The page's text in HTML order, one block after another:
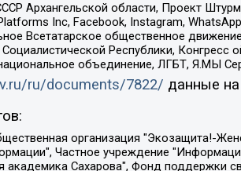
Архангельской области, Проект
Inc, Facebook, Instagram,
Всетатарское общественное
Республики,
объединение, ЛГБТ, Я.МЫ
ru/documents/7822/ данные на
находящимся в кризисной ситуации "Информационно-методический центр "Анна", Фонд содействия развитию массовых коммуникаций и правовому просвещению "Так-так-Так", Фонд содействия устойчивому развитию "Серебряная тайга", Свердловский региональный общественный фонд социальных проектов "Новое время", "Idel.Реалии", Кавказ.Реалии, Крым.Реалии, Телеканал Настоящее Время, Татаро-башкирская служба Радио Свобода (Azatliq Radiosi), Радио Свободная Европа/Радио Свобода (PCE/PC), "Сибирь.Реалии", "Фактограф", Благотворительный фонд помощи осужденным и их семьям, Автономная некоммерческая организация "Институт глобализации и социальных движений", Фонд "В защиту прав заключенных", Частное учреждение "Центр поддержки и содействия развитию средств массовой информации", Пензенский региональный общественный благотворительный фонд "Гражданский союз", "Север.Реалии", Некоммерческая организация Фонд "Правовая инициатива", Общество с ограниченной ответственностью "Радио Свободная Европа/Радио Свобода", Чешское информационное агентство "MEDIUM-ORIENT", Красноярская региональная общественная организация "Мы против СПИДа", Камалягин Денис Николаевич, Маркелов Сергей Евгеньевич, Пономарев Лев Александрович, Савицкая Людмила Алексеевна, Автономная некоммерческая организация "Центр по работе с проблемой насилия "НАСИЛИЮ.НЕТ", Межрегиональный профессиональный союз работников здравоохранения "Альянс врачей", Юридическое лицо, зарегистрированное в Латвийской Республике, SIA "Medusa Project" (регистрационный номер 40103797863, дата регистрации 10.06.2014), Некоммерческая организация "Фонд по борьбе с коррупцией", Автономная некоммерческая организация "Институт права и публичной политики", Баданин Роман Сергеевич, Гликин Максим Александрович, Железнова Мария Михайловна, Лукьянова Юлия Сергеевна, Маетная Елизавета Витальевна, Маняхин Петр Борисович, Чуракова Ольга Владимировна, Ярош Юлия Петровна, Юридическое лицо "The Insider SIA", зарегистрированное в Риге, Латвийская Республика (дата регистрации 26.06.2015), являющееся администратором доменного имени интернет-издания "The Insider SIA", https://theins.ru, Постернак Алексей Евгеньевич, Рубин Михаил Аркадьевич, Анин Роман Александрович, Юридическое лицо Istories fonds, зарегистрированное в Латвийской Республике (регистрационный номер 50008295751, дата регистрации 24.02.2020), Великовский Дмитрий Александрович, Долинина Ирина Николаевна, Мароховская Алеся Алексеевна, Шлейнов Роман